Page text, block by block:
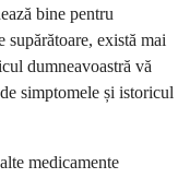
bine pentru
supărătoare, există mai
dumneavoastră vă
simptomele și istoricul
medicamente